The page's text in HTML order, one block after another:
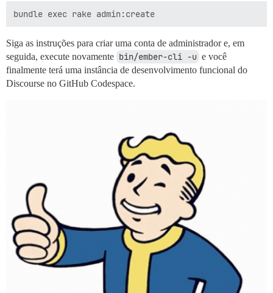
Siga as instruções para criar uma conta de administrador e, em
seguida, execute novamente bin/ember-cli -u e você
finalmente terá uma instância de desenvolvimento funcional do
Discourse no GitHub Codespace.